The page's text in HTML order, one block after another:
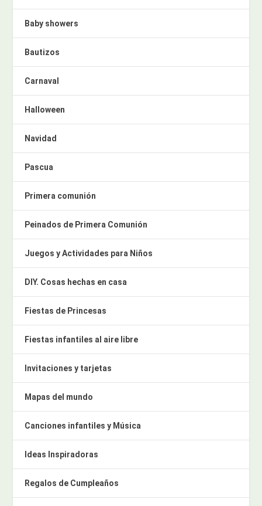
Baby showers
Bautizos
Carnaval
Halloween
Navidad
Pascua
Primera comunión
Peinados de Primera Comunión
Juegos y Actividades para Niños
DIY. Cosas hechas en casa
Fiestas de Princesas
Fiestas infantiles al aire libre
Invitaciones y tarjetas
Mapas del mundo
Canciones infantiles y Música
Ideas Inspiradoras
Regalos de Cumpleaños